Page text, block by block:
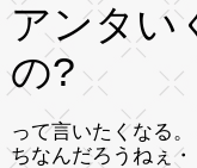
アンタい
の?
って言いたくなる
ちなんだろうねぇ・